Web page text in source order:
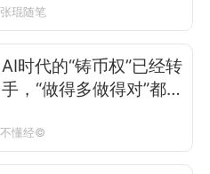
张琨随笔
AI时代的“铸币权”已经转
手，“做得多做得对”都不
不懂经©